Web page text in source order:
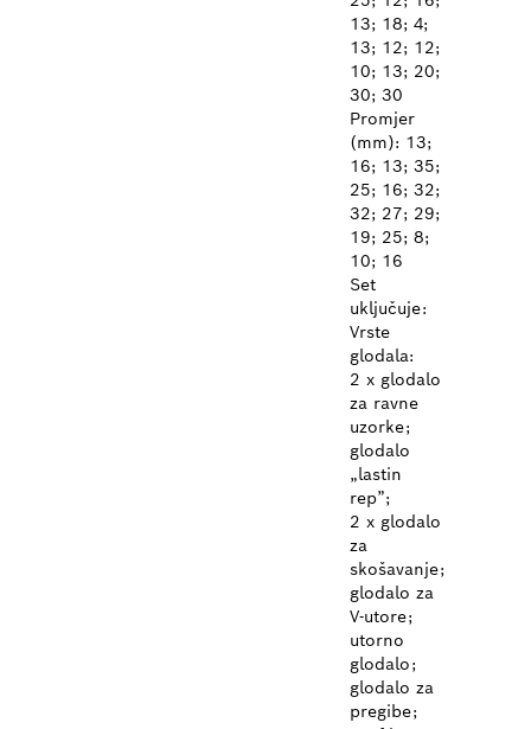
13; 18; 4;
13; 12; 12;
10; 13; 20;
30; 30
Promjer
(mm): 13;
16; 13; 35;
25; 16; 32;
32; 27; 29;
19; 25; 8;
10; 16
Set
uključuje:
Vrste
glodala:
2 x glodalo
za ravne
uzorke;
glodalo
„lastin
rep”;
2 x glodalo
za
skošavanje;
glodalo za
V-utore;
utorno
glodalo;
glodalo za
pregibe;